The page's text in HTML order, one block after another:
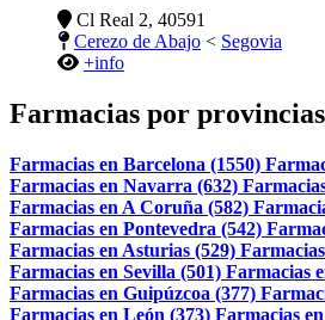
Cl Real 2, 40591
Cerezo de Abajo < Segovia
+info
Farmacias por provincias
Farmacias en Barcelona (1550)
Farmacias en Navarra (632)
Farmacias en A Coruña (582)
Farmacias en Pontevedra (542)
Farmacias en Asturias (529)
Farmacias en Sevilla (501) Farmacias
Farmacias en Guipúzcoa (377)
Farmacias en León (373) Farmacias